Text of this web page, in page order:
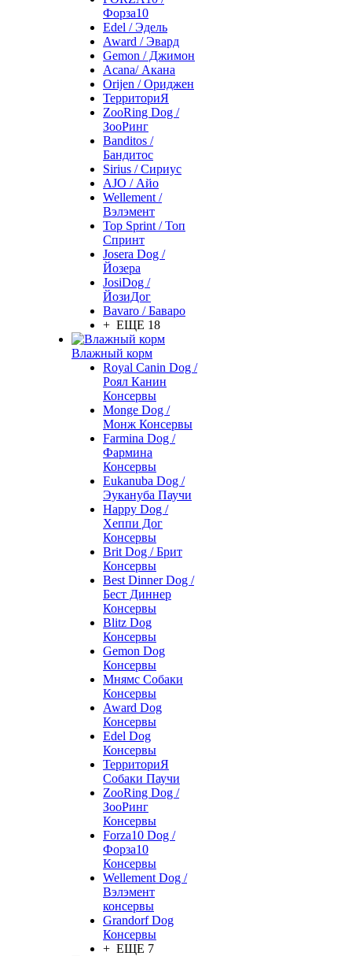
Форза10
Edel / Эдель
Award / Эвард
Gemon / Джимон
Acana/ Акана
Orijen / Ориджен
ТерриториЯ
ZooRing Dog /
ЗооРинг
Banditos /
Бандитос
Sirius / Сириус
AJO / Айо
Wellement /
Вэлэмент
Top Sprint / Топ
Спринт
Josera Dog /
Йозера
JosiDog /
ЙозиДог
Bavaro / Баваро
+ ЕЩЕ 18
Влажный корм
Royal Canin Dog /
Роял Канин
Консервы
Monge Dog /
Монж Консервы
Farmina Dog /
Фармина
Консервы
Eukanuba Dog /
Эукануба Паучи
Happy Dog /
Хеппи Дог
Консервы
Brit Dog / Брит
Консервы
Best Dinner Dog /
Бест Диннер
Консервы
Blitz Dog
Консервы
Gemon Dog
Консервы
Мнямс Собаки
Консервы
Award Dog
Консервы
Edel Dog
Консервы
ТерриториЯ
Собаки Паучи
ZooRing Dog /
ЗооРинг
Консервы
Forza10 Dog /
Форза10
Консервы
Wellement Dog /
Вэлэмент
консервы
Grandorf Dog
Консервы
+ ЕЩЕ 7